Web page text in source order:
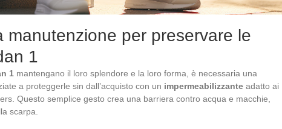
manutenzione per preservare le
1
1 mantengano il loro splendore e la loro forma, è necessaria una
a proteggerle sin dall’acquisto con un impermeabilizzante adatto ai
Questo semplice gesto crea una barriera contro acqua e macchie,
scarpa.